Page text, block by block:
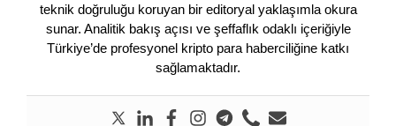
teknik doğruluğu koruyan bir editoryal yaklaşımla okura
sunar. Analitik bakış açısı ve şeffaflık odaklı içeriğiyle
Türkiye’de profesyonel kripto para haberciliğine katkı
sağlamaktadır.